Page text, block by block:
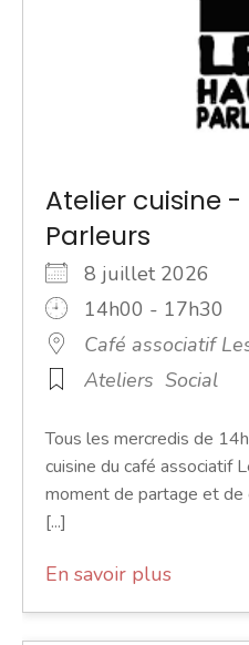
Atelier cuisine -
Parleurs
8 juillet 2026
14h00 - 17h30
Café associatif
Ateliers Social
Tous les mercredis de
cuisine du café associatif
moment de partage et de
[...]
En savoir plus